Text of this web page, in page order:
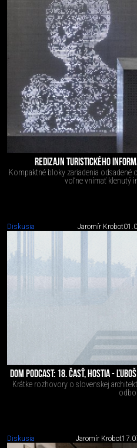
REDIZAJN TURISTICKÉHO
Kompaktné bloky zariadenia
voľne vnímať klenutý
Diskusia Jaromír Krobot
DOM PODCAST: 18. ČASŤ, HOSTIA -
Krátke rozhovory o slovenskej
Diskusia Jaromír Krobot